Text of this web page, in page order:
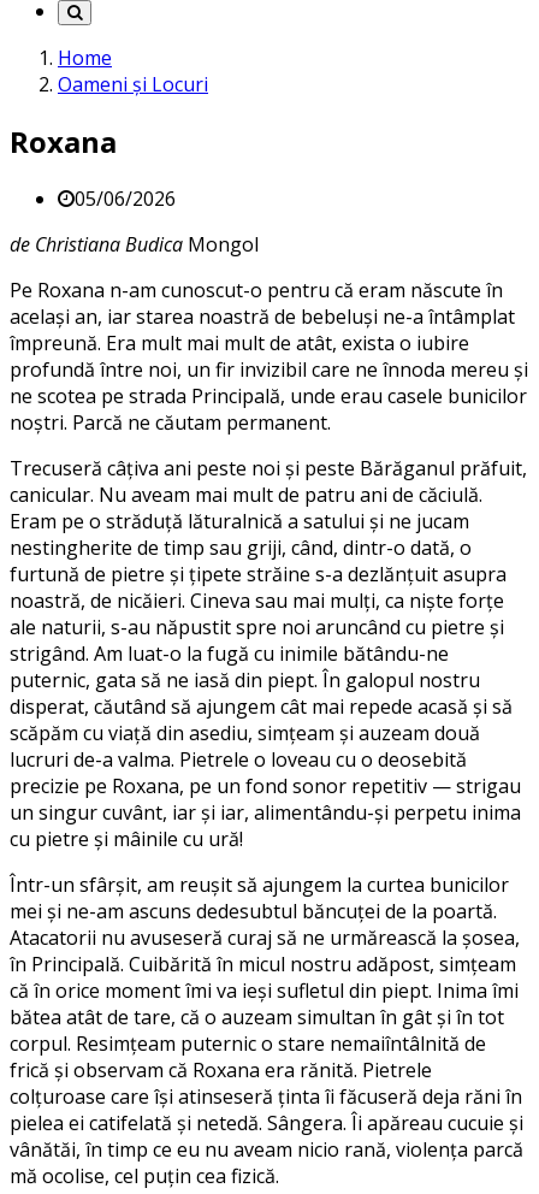
Home
Oameni și Locuri
Roxana
05/06/2026
de Christiana Budica Mongol
Pe Roxana n-am cunoscut-o pentru că eram născute în
același an, iar starea noastră de bebeluși ne-a întâmplat
împreună. Era mult mai mult de atât, exista o iubire
profundă între noi, un fir invizibil care ne înnoda mereu şi
ne scotea pe strada Principală, unde erau casele bunicilor
noştri. Parcă ne căutam permanent.
Trecuseră câțiva ani peste noi și peste Bărăganul prăfuit,
canicular. Nu aveam mai mult de patru ani de căciulă.
Eram pe o străduță lăturalnică a satului și ne jucam
nestingherite de timp sau griji, când, dintr-o dată, o
furtună de pietre și țipete străine s-a dezlănțuit asupra
noastră, de nicăieri. Cineva sau mai mulți, ca niște forțe
ale naturii, s-au năpustit spre noi aruncând cu pietre și
strigând. Am luat-o la fugă cu inimile bătându-ne
puternic, gata să ne iasă din piept. În galopul nostru
disperat, căutând să ajungem cât mai repede acasă și să
scăpăm cu viață din asediu, simțeam și auzeam două
lucruri de-a valma. Pietrele o loveau cu o deosebită
precizie pe Roxana, pe un fond sonor repetitiv — strigau
un singur cuvânt, iar și iar, alimentându-și perpetu inima
cu pietre și mâinile cu ură!
Într-un sfârșit, am reușit să ajungem la curtea bunicilor
mei și ne-am ascuns dedesubtul băncuței de la poartă.
Atacatorii nu avuseseră curaj să ne urmărească la șosea,
în Principală. Cuibărită în micul nostru adăpost, simțeam
că în orice moment îmi va ieși sufletul din piept. Inima îmi
bătea atât de tare, că o auzeam simultan în gât și în tot
corpul. Resimțeam puternic o stare nemaiîntâlnită de
frică şi observam că Roxana era rănită. Pietrele
colțuroase care își atinseseră ținta îi făcuseră deja răni în
pielea ei catifelată și netedă. Sângera. Îi apăreau cucuie și
vânătăi, în timp ce eu nu aveam nicio rană, violența parcă
mă ocolise, cel puțin cea fizică.